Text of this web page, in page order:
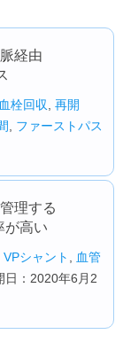
経由
血栓回収
再開
ファーストパス
理する
が高い
VPシャント
血管
：2020年6月2